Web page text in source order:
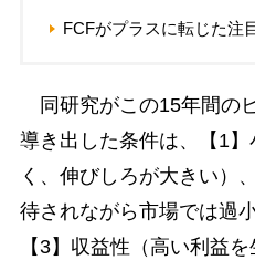
FCFがプラスに転じた注
同研究がこの15年間の
導き出した条件は、【1
く、伸びしろが大きい）
待されながら市場では過
【3】収益性（高い利益